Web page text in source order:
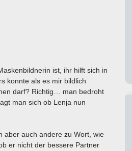
ist, ihr hilft sich in
konnte als es mir bildlich
darf? Richtig… man bedroht
man sich ob Lenja nun
aber auch andere zu Wort, wie
er nicht der bessere Partner